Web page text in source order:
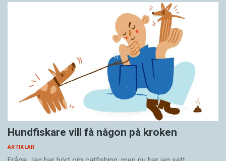
Hundfiskare vill få någon på kroken
ARTIKLAR